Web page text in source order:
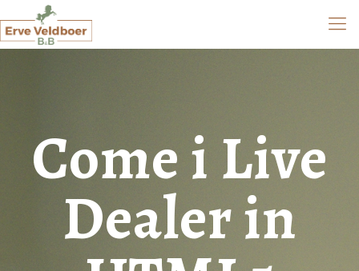
Come i Live
Dealer in